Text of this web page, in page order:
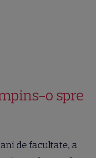
o spre
de facultate, a